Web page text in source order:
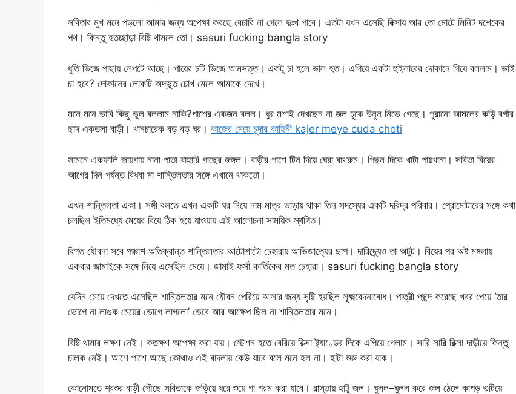
সবিতার মুখ মনে পড়লো আমার জন্য অপেক্ষা করছে বেচারি না গেলে দুঃখ পাবে। এতটা যখন এসেছি রিক্সায় আর তো মোটে মিনিট দশেকের
পথ। কিন্তু হতচ্ছাড়া বিষ্টি থামলে তো। sasuri fucking bangla story
ধুতি ভিজে পাছায় লেপটে আছে। পায়ের চটি ভিজে আমসত্ত। একটু চা হলে ভাল হত। এগিয়ে একটা হুইলারের দোকানে গিয়ে বললাম। ভাই
চা হবে? দোকানের লোকটি অদ্ভুত চোখ মেলে আমাকে দেখে।
মনে মনে ভাবি কিছু ভুল বললাম নাকি?পাশের একজন বলল। ধুর মশাই দেখছেন না জল ঢুকে উনুন নিভে গেছে। পুরানো আমলের কড়ি বর্গার
ছাদ একতলা বাড়ী। খানচারেক বড় বড় ঘর। কাজের মেয়ে চুদার কাহিনী kajer meye cuda choti
সামনে একফালি জায়গায় নানা পাতা বাহারি গাছের জঙ্গল। বাড়ীর পাশে টিন দিয়ে ঘেরা বাথরুম। পিছন দিকে খাটা পায়খানা। সবিতা বিয়ের
আগের দিন পর্যন্ত বিধবা মা শান্তিলতার সঙ্গে এখানে থাকতো।
এখন শান্তিলতা একা। সঙ্গী বলতে এখন একটি ঘর নিয়ে নাম মাত্র ভাড়ায় থাকা তিন সদস্যের একটি দরিদ্র পরিবার। প্রোমোটারের সঙ্গে কথা
চলছিল ইতিমধ্যে মেয়ের বিয়ে ঠিক হয়ে যাওয়ায় এই আলোচনা সাময়িক স্থগিত।
বিগত যৌবনা সবে পঞ্চাশ অতিক্রান্ত শান্তিলতার আটোশাটো চেহারায় আভিজাত্যের ছাপ। দারিদ্র্যেও তা অটুট। বিয়ের পর অষ্ট মঙ্গলায়
একবার জামাইকে সঙ্গে নিয়ে এসেছিল মেয়ে। জামাই ফর্সা কার্তিকের মত চেহারা। sasuri fucking bangla story
যেদিন মেয়ে দেখতে এসেছিল শান্তিলতার মনে যৌবন পেরিয়ে আসার জন্য সৃষ্টি হয়ছিল সূক্ষ্মবেদনাবোধ। পাত্রী পছন্দ করেছে খবর পেয়ে ‘তার
ভোগে না লাগুক মেয়ের ভোগে লাগলো’ ভেবে আর আক্ষেপ ছিল না শান্তিলতার মনে।
বিষ্টি থামার লক্ষণ নেই। কতক্ষণ অপেক্ষা করা যায়। স্টেশন হতে বেরিয়ে রিক্সা ষ্ট্যাণ্ডের দিকে এগিয়ে গেলাম। সারি সারি রিক্সা দাড়ীয়ে কিন্তু
চালক নেই। আশে পাশে আছে কোথাও এই বাদলায় কেউ যাবে বলে মনে হল না। হাটা শুরু করা যাক।
কোনোমতে শ্বশুর বাড়ী পৌছে সবিতাকে জড়িয়ে ধরে শুয়ে গা গরম করা যাবে। রাস্তায় হাটূ জল। ঘুলল–ঘুলল করে জল ঠেলে কাপড় গুটিয়ে